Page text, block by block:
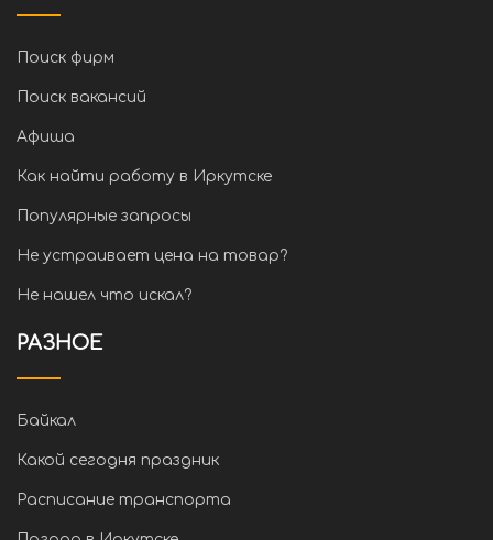
Поиск фирм
Поиск вакансий
Афиша
Как найти работу в Иркутске
Популярные запросы
Не устраивает цена на товар?
Не нашел что искал?
РАЗНОЕ
Байкал
Какой сегодня праздник
Расписание транспорта